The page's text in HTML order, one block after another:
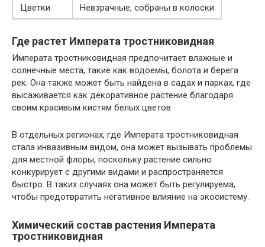
Цветки
Невзрачные, собраны в колоски
Где растет Императа тростниковидная
Императа тростниковидная предпочитает влажные и
солнечные места, такие как водоемы, болота и берега
рек. Она также может быть найдена в садах и парках, где
высаживается как декоративное растение благодаря
своим красивым кистям белых цветов.
В отдельных регионах, где Императа тростниковидная
стала инвазивным видом, она может вызывать проблемы
для местной флоры, поскольку растение сильно
конкурирует с другими видами и распространяется
быстро. В таких случаях она может быть регулируема,
чтобы предотвратить негативное влияние на экосистему.
Химический состав растения Императа
тростниковидная